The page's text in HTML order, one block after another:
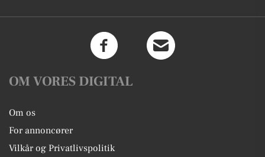
OM VORES DIGITAL
Om os
For annoncører
Vilkår og Privatlivspolitik